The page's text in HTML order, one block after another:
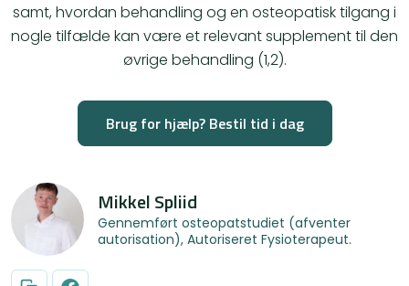
samt, hvordan behandling og en osteopatisk tilgang i
nogle tilfælde kan være et relevant supplement til den
øvrige behandling (1,2).
Brug for hjælp? Bestil tid i dag
Mikkel Spliid
Gennemført osteopatstudiet (afventer
autorisation), Autoriseret Fysioterapeut.